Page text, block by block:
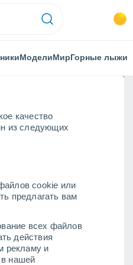
качество
из следующих
cookie или
предлагать вам
всех файлов
действия
рекламу и
в нашей
МоделиМирГорные лыжи